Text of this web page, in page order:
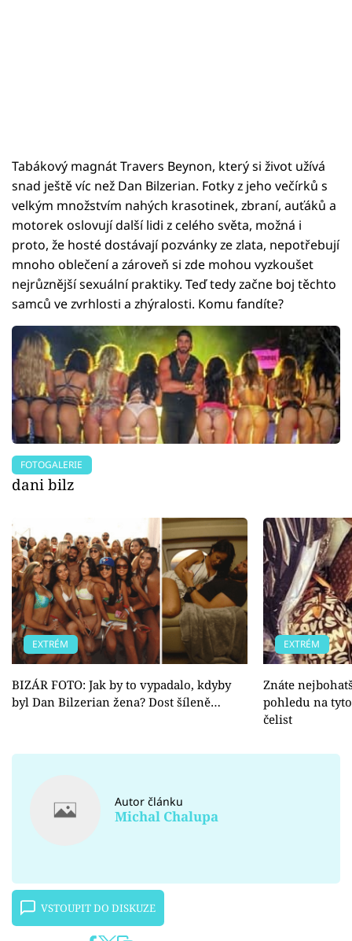
Tabákový magnát Travers Beynon, který si život užívá
snad ještě víc než Dan Bilzerian. Fotky z jeho večírků s
velkým množstvím nahých krasotinek, zbraní, auťáků a
motorek oslovují další lidi z celého světa, možná i
proto, že hosté dostávají pozvánky ze zlata, nepotřebují
mnoho oblečení a zároveň si zde mohou vyzkoušet
nejrůznější sexuální praktiky. Teď tedy začne boj těchto
samců ve zvrhlosti a zhýralosti. Komu fandíte?
FOTOGALERIE
dani bilz
EXTRÉM
BIZÁR FOTO: Jak by to vypadalo, kdyby
byl Dan Bilzerian žena? Dost šíleně…
EXTRÉM
Znáte
pohledu na
čelist
Autor článku
Michal Chalupa
VSTOUPIT DO DISKUZE